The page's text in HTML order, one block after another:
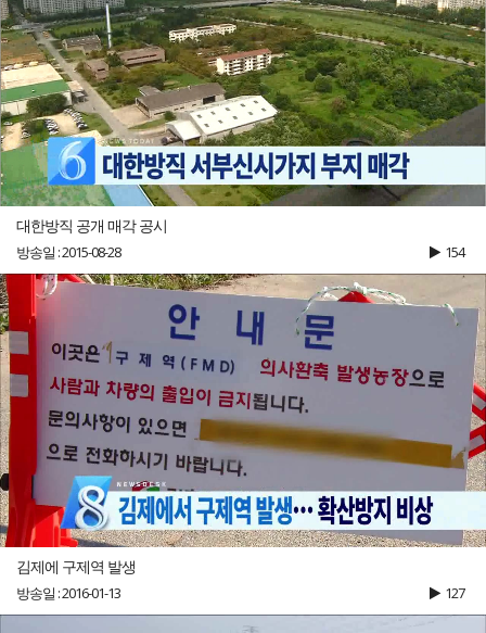
대한방직 공개 매각 공시
방송일 : 2015-08-28 154
김제에 구제역 발생
방송일 : 2016-01-13 127